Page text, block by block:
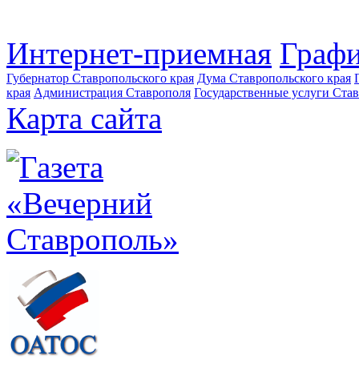
Интернет-приемная
Губернатор Ставропольского края Дума Ставропольского края
края Администрация Ставрополя Государственные услуги
Карта сайта